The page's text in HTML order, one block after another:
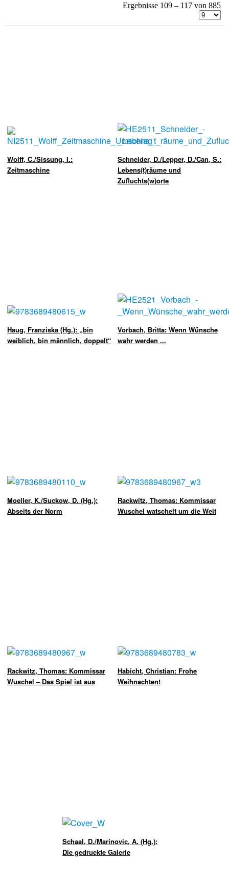
Ergebnisse 109 – 117 von 885
Wolff, C./Sissung, I.:
Zeitmaschine
Schneider, D./Lepper, D./Can, S.:
Lebens(t)räume und
Zufluchts(w)orte
Haug, Franziska (Hg.): „bin
weiblich, bin männlich, doppelt“
Vorbach, Britta: Wenn Wünsche
wahr werden ...
Moeller, K./Suckow, D. (Hg.):
Abseits der Norm
Rackwitz, Thomas: Kommissar
Wuschel watschelt um die Welt
Rackwitz, Thomas: Kommissar
Wuschel – Das Spiel ist aus
Habicht, Christian: Frohe
Weihnachten!
Schaal, D./Marinovic, A. (Hg.):
Die gedruckte Galerie